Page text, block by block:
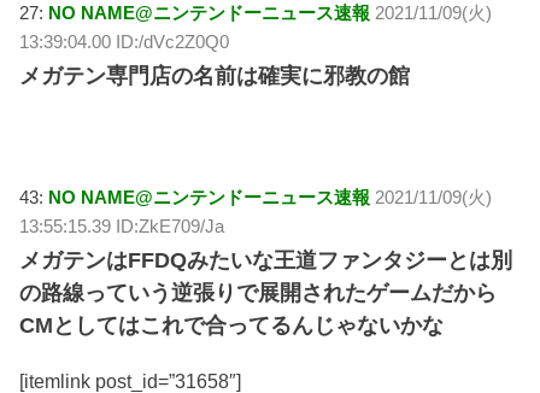
27: NO NAME@ニンテンドーニュース速報 2021/11/09(火)
13:39:04.00 ID:/dVc2Z0Q0
メガテン専門店の名前は確実に邪教の館
43: NO NAME@ニンテンドーニュース速報 2021/11/09(火)
13:55:15.39 ID:ZkE709/Ja
メガテンはFFDQみたいな王道ファンタジーとは別
の路線っていう逆張りで展開されたゲームだから
CMとしてはこれで合ってるんじゃないかな
[itemlink post_id=”31658″]